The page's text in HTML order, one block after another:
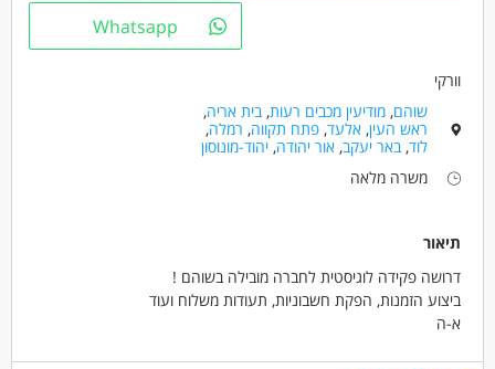
Whatsapp
וורקי
שוהם,מודיעין מכבים רעות,בית אריה,
ראש העין,אלעד,פתח תקווה, רמלה,
לוד,באר יעקב,אור יהודה,יהוד-מונוסון
משרה מלאה
תיאור
דרושה פקידה לוגיסטית לחברה מובילה בשוהם !
ביצוע הזמנות, הפקת חשבוניות, תעודות משלוח ועוד
א-ה